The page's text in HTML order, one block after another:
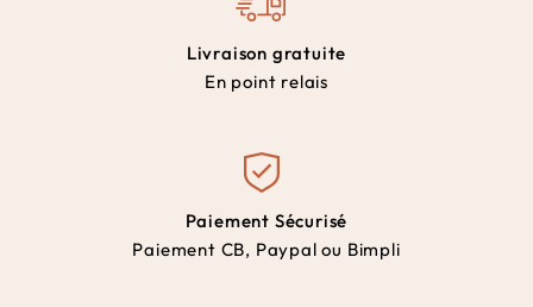
Livraison gratuite
En point relais
Paiement Sécurisé
Paiement CB, Paypal ou Bimpli